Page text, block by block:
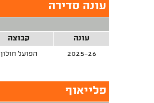
עונה סדירה
עונה
קבוצה
2025-26 הפועל חולון
פלייאוף